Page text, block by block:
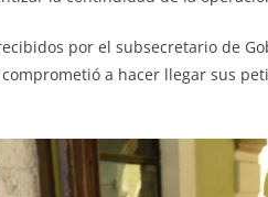
por el subsecretario de
a hacer llegar sus